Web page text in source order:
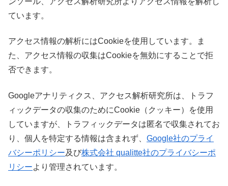
ています。
アクセス情報の解析にはCookieを使用しています。ま
た、アクセス情報の収集はCookieを無効にすることで拒
否できます。
Googleアナリティクス、アクセス解析研究所は、トラフ
ィックデータの収集のためにCookie（クッキー）を使用
していますが、トラフィックデータは匿名で収集されてお
り、個人を特定する情報は含まれず、 Google社のプライ
バシーポリシー及び株式会社 qualitte社のプライバシーポ
リシーより管理されています。